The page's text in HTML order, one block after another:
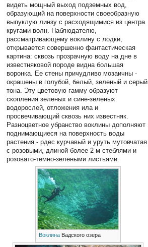
видеть мощный выход подземных вод,
образующий на поверхности своеобразную
выпуклую линзу с расходящимися из центра
кругами волн. Наблюдателю,
рассматривающему воклину с лодки,
открывается совершенно фантастическая
картина: сквозь прозрачную воду на дне в
известняковой породе видна большая
воронка. Ее стены причудливо мозаичны -
окрашены в голубой, белый, зеленый и серый
тона. Эту цветовую гамму образуют
скопления зеленых и сине-зеленых
водорослей, отложения ила и
просвечивающий сквозь них известняк.
Разноцветное убранство воклины дополняют
поднимающиеся на поверхность воды
растения - рдес курчавый и уруть мутовчатая
с розовыми, длиной более 2 м стеблями и
розовато-темно-зелеными листьями.
ВоклинаВадского озера